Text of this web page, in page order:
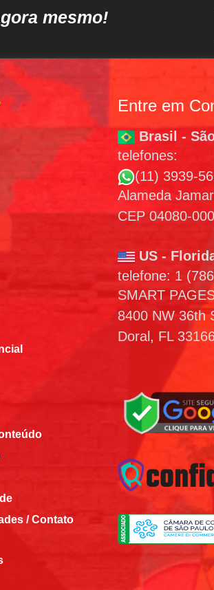
mesmo!
/ Contato
Entre em
Brasil -
telefones:
(11) 3939-
Alameda
CEP 04080-000
US -
telefone: 1
SMART
8400 NW 36th
Doral, FL